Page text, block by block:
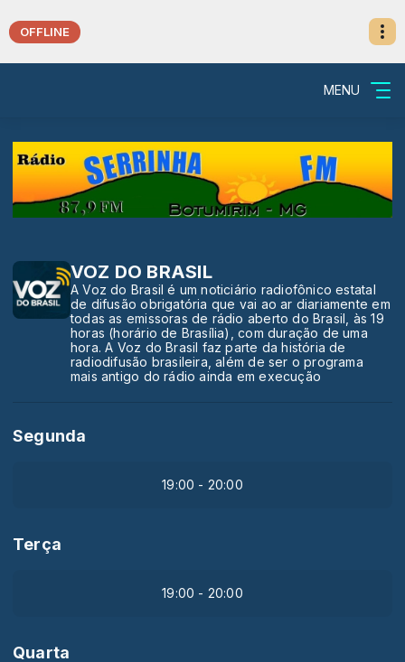
OFFLINE
MENU
VOZ DO BRASIL
A Voz do Brasil é um noticiário radiofônico estatal
de difusão obrigatória que vai ao ar diariamente em
todas as emissoras de rádio aberto do Brasil, às 19
horas (horário de Brasília), com duração de uma
hora. A Voz do Brasil faz parte da história de
radiodifusão brasileira, além de ser o programa
mais antigo do rádio ainda em execução
Segunda
19:00 - 20:00
Terça
19:00 - 20:00
Quarta